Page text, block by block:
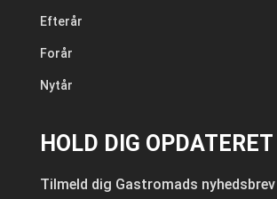
Efterår
Forår
Nytår
HOLD DIG OPDATERET
Tilmeld dig Gastromads